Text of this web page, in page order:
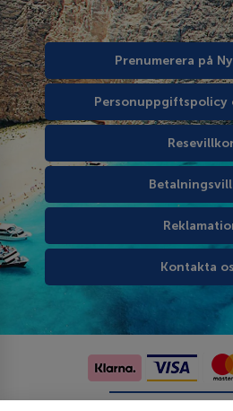
Prenumerera på
Personuppgiftspolicy
Kontakta